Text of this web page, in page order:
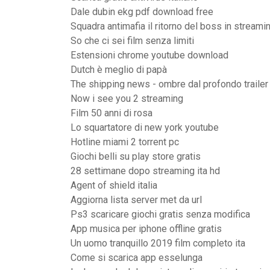
Dale dubin ekg pdf download free
Squadra antimafia il ritorno del boss in
So che ci sei film senza limiti
Estensioni chrome youtube download
Dutch è meglio di papà
The shipping news - ombre dal profondo trailer
Now i see you 2 streaming
Film 50 anni di rosa
Lo squartatore di new york youtube
Hotline miami 2 torrent pc
Giochi belli su play store gratis
28 settimane dopo streaming ita hd
Agent of shield italia
Aggiorna lista server met da url
Ps3 scaricare giochi gratis senza modifica
App musica per iphone offline gratis
Un uomo tranquillo 2019 film completo ita
Come si scarica app esselunga